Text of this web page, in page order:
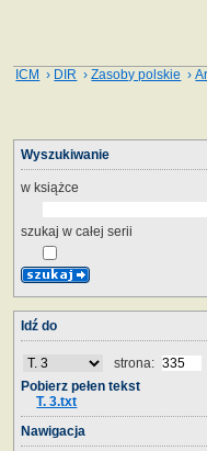
ICM › DIR ›Zasoby polskie ›
Wyszukiwanie
w książce
szukaj w całej serii
Idź do
strona:
Pobierz pełen tekst
T. 3.txt
Nawigacja